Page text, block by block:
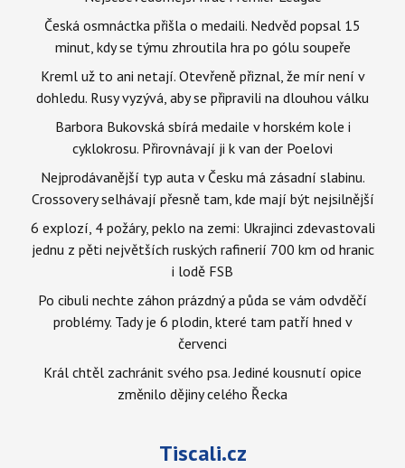
Česká osmnáctka přišla o medaili. Nedvěd popsal 15
minut, kdy se týmu zhroutila hra po gólu soupeře
Kreml už to ani netají. Otevřeně přiznal, že mír není v
dohledu. Rusy vyzývá, aby se připravili na dlouhou válku
Barbora Bukovská sbírá medaile v horském kole i
cyklokrosu. Přirovnávají ji k van der Poelovi
Nejprodávanější typ auta v Česku má zásadní slabinu.
Crossovery selhávají přesně tam, kde mají být nejsilnější
6 explozí, 4 požáry, peklo na zemi: Ukrajinci zdevastovali
jednu z pěti největších ruských rafinerií 700 km od hranic
i lodě FSB
Po cibuli nechte záhon prázdný a půda se vám odvděčí
problémy. Tady je 6 plodin, které tam patří hned v
červenci
Král chtěl zachránit svého psa. Jediné kousnutí opice
změnilo dějiny celého Řecka
Tiscali.cz